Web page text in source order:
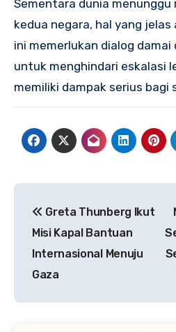
Sementara dunia
kedua negara, hal yang
ini memerlukan dialog damai
untuk menghindari eskalasi
memiliki dampak serius bagi
pos
Greta Thunberg Ikut
Misi Kapal Bantuan
Internasional Menuju
Gaza